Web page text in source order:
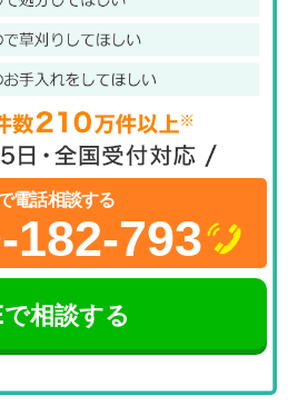
電話相談する
182-793
相談する